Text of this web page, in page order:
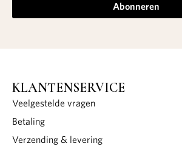
Abonneren
KLANTENSERVICE
Veelgestelde vragen
Betaling
Verzending & levering